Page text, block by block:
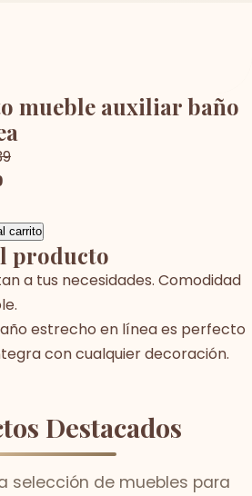
mueble auxiliar baño
carrito
producto
a tus necesidades. Comodidad
estrecho en línea es perfecto
con cualquier decoración.
Destacados
selección de muebles para